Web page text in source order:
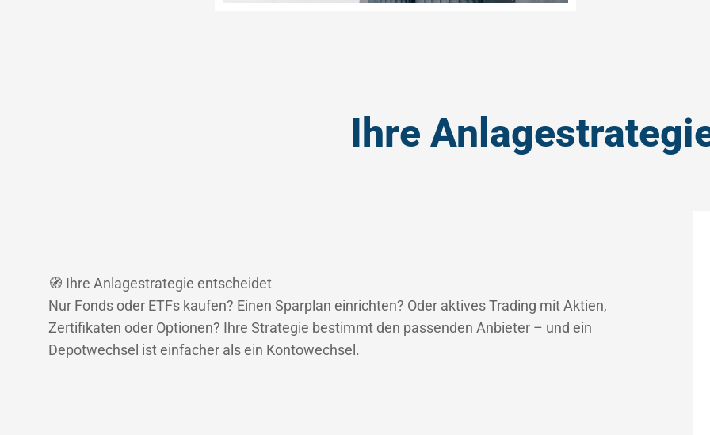
Ihre
🧭 Ihre Anlagestrategie entscheidet
Nur Fonds oder ETFs kaufen? Einen Sparplan einrichten? Oder aktives Trading mit Aktien,
Zertifikaten oder Optionen? Ihre Strategie bestimmt den passenden Anbieter – und ein
Depotwechsel ist einfacher als ein Kontowechsel.